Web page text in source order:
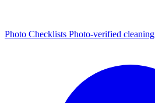
Photo Checklists Photo-verified cleaning